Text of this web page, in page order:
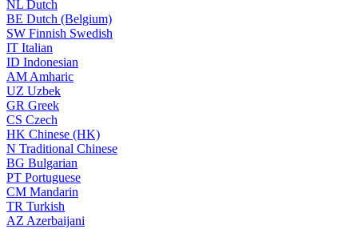
NL Dutch
BE Dutch (Belgium)
SW Finnish Swedish
IT Italian
ID Indonesian
AM Amharic
UZ Uzbek
GR Greek
CS Czech
HK Chinese (HK)
N Traditional Chinese
BG Bulgarian
PT Portuguese
CM Mandarin
TR Turkish
AZ Azerbaijani